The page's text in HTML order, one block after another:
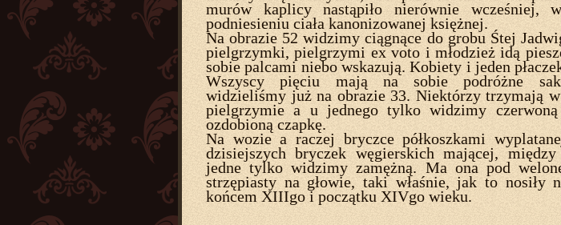
murów kaplicy nastąpiło nierównie wcześniej,
podniesieniu ciała kanonizowanej księżnej.
Na obrazie 52 widzimy ciągnące do grobu Śtej
pielgrzymki, pielgrzymi ex voto i młodzież idą
sobie palcami niebo wskazują. Kobiety i jeden
Wszyscy pięciu mają na sobie podróżne
widzieliśmy już na obrazie 33. Niektórzy trzymają
pielgrzymie a u jednego tylko widzimy czerwoną
ozdobioną czapkę.
Na wozie a raczej bryczce półkoszkami
dzisiejszych bryczek węgierskich mającej,
jedne tylko widzimy zamężną. Ma ona pod
strzępiasty na głowie, taki właśnie, jak to nosiły
końcem XIIIgo i początku XIVgo wieku.